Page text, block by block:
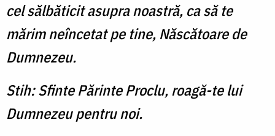
cel sălbăticit asupra noastră, ca să te
mărim neîncetat pe tine, Născătoare de
Dumnezeu.
Stih: Sfinte Părinte Proclu, roagă-te lui
Dumnezeu pentru noi.